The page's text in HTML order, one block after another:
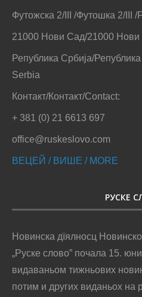
Футожска 2/III /Футошка 2/III /
21000 Нови Сад/21000 Нови
Република Србија/
Serbia
Контакт/Контакт/Contact:
+ 381 (0) 21 6613 697
office@ruskeslovo.com
ВЕЦЕЙ / ВИШЕ / MORE
РУСКЕ
Новинска дїялносц
„Руске слово” почала 15.
видаваньом тижньових
потим и других виданьох на